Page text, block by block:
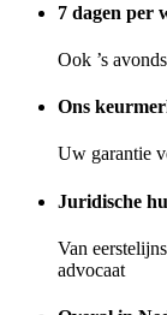
7 dagen per
Ook ’s
Ons
Uw garantie
Juridische
Van
advocaat